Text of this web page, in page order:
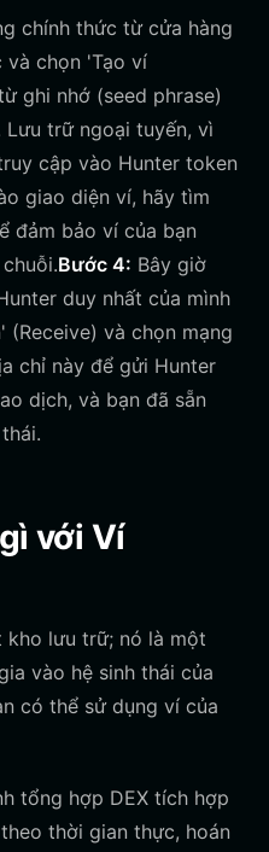
chính thức từ cửa hàng
và chọn 'Tạo ví
ghi nhớ (seed phrase)
trữ ngoại tuyến, vì
cập vào Hunter token
giao diện ví, hãy tìm
đảm bảo ví của bạn
Bước 4: Bây giờ
duy nhất của mình
(Receive) và chọn mạng
chỉ này để gửi Hunter
dịch, và bạn đã sẵn
với Ví
kho lưu trữ; nó là một
vào hệ sinh thái của
có thể sử dụng ví của
tổng hợp DEX tích hợp
thời gian thực, hoán